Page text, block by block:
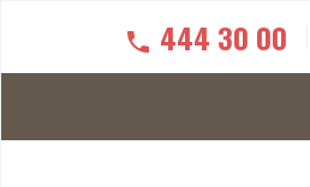
444 30 00